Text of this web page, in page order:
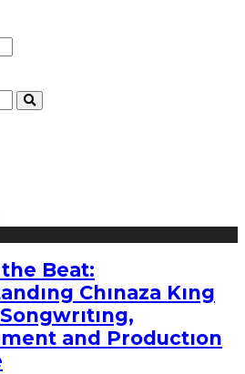
Beat:
Chınaza Kıng
and Productıon